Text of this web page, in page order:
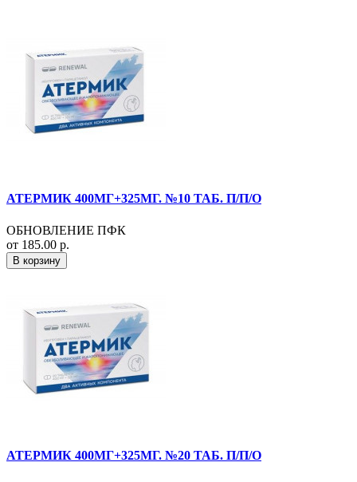
АТЕРМИК 400МГ+325МГ. №10 ТАБ. П/П/О
ОБНОВЛЕНИЕ ПФК
от 185.00 р.
В корзину
АТЕРМИК 400МГ+325МГ. №20 ТАБ. П/П/О